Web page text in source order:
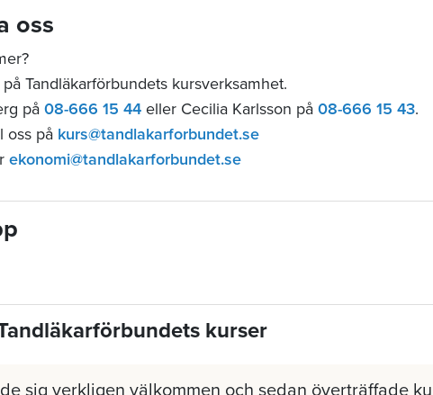
oss
på Tandläkarförbundets kursverksamhet.
på 08-666 15 44 eller Cecilia Karlsson på 08-666 15 43.
oss på kurs@tandlakarforbundet.se
ekonomi@tandlakarforbundet.se
kurser